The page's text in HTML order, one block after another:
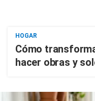
HOGAR
Cómo
hacer obras y